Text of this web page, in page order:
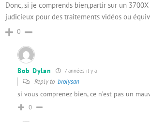
Donc, si je comprends bien,partir sur un 3700X
judicieux pour des traitements vidéos ou
0
Bob Dylan 7 années il y a
Reply to brolysan
si vous comprenez bien, ce n’est pas un
0